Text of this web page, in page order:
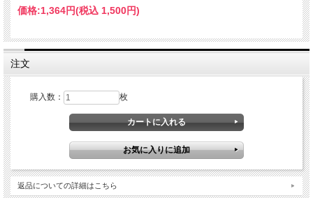
総丈=31cm/前丈=15cm/横幅=23cm<br>
※素材の特性や生産の過程によって、表記サイズより誤差が生じます。あらかじめ
価格:1,364円(税込 1,500円)
注文
購入数： 枚
返品についての詳細はこちら